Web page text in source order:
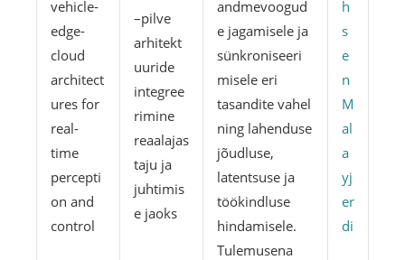
vehicle-
edge-
cloud
architect
ures for
real-
time
percepti
on and
control
–pilve
arhitekt
uuride
integree
rimine
reaalajas
taju ja
juhtimis
e jaoks
andmevoogud
e jagamisele ja
sünkroniseeri
misele eri
tasandite vahel
ning lahenduse
jõudluse,
latentsuse ja
töökindluse
hindamisele.
Tulemusena
h
s
e
n
M
al
a
yj
er
di